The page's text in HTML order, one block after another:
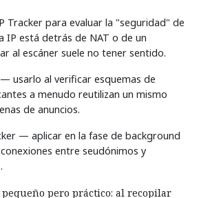
Tracker para evaluar la "seguridad" de
IP está detrás de NAT o de un
al escáner suele no tener sentido.
usarlo al verificar esquemas de
a menudo reutilizan un mismo
de anuncios.
— aplicar en la fase de background
entre seudónimos y
pero práctico: al recopilar